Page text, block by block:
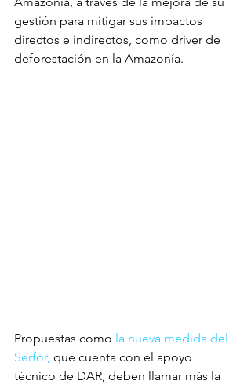
gestión para mitigar sus impactos
directos e indirectos, como driver de
deforestación en la Amazonía.
Propuestas como la nueva medida del
Serfor, que cuenta con el apoyo
técnico de DAR, deben llamar más la